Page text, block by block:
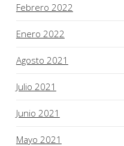
Febrero 2022
Enero 2022
Agosto 2021
Julio 2021
Junio 2021
Mayo 2021